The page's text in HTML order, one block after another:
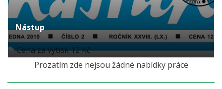
Nástup
Cena za výtisk 12 Kč
Prozatím zde nejsou žádné nabídky práce